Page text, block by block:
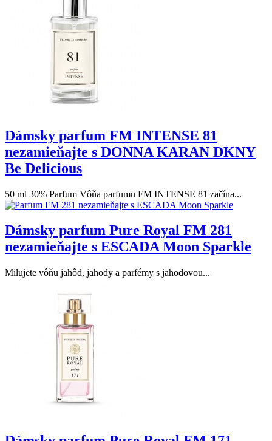
Dámsky parfum FM INTENSE 81
nezamieňajte s DONNA KARAN DKNY
Be Delicious
50 ml 30% Parfum Vôňa parfumu FM INTENSE 81 začína...
Dámsky parfum Pure Royal FM 281
nezamieňajte s ESCADA Moon Sparkle
Milujete vôňu jahôd, jahody a parfémy s jahodovou...